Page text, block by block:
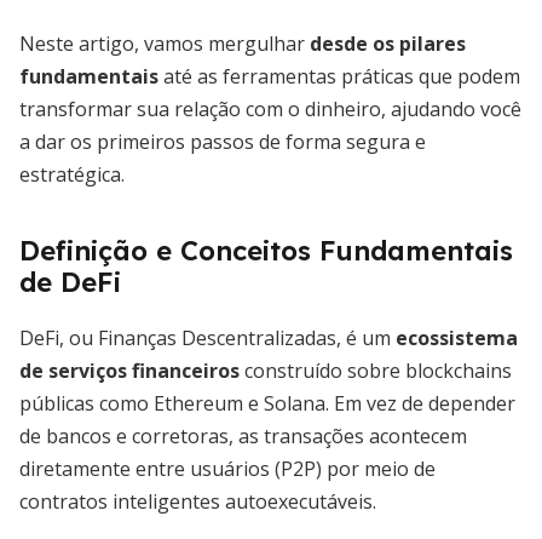
Neste artigo, vamos mergulhar desde os pilares
fundamentaisaté as ferramentas práticas que podem
transformar sua relação com o dinheiro, ajudando você
a dar os primeiros passos de forma segura e
estratégica.
Definição e Conceitos Fundamentais
de DeFi
DeFi, ou Finanças Descentralizadas, é um ecossistema
de serviços financeirosconstruído sobre blockchains
públicas como Ethereum e Solana. Em vez de depender
de bancos e corretoras, as transações acontecem
diretamente entre usuários (P2P) por meio de
contratos inteligentes autoexecutáveis.